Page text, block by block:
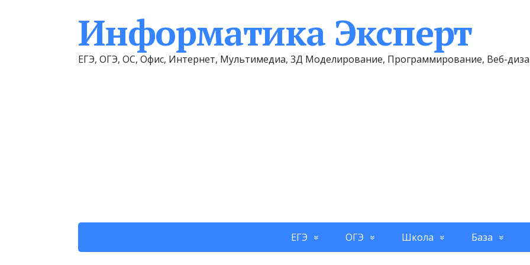
Информатика Эксперт
ЕГЭ, ОГЭ, ОС, Офис, Интернет, Мультимедиа, 3Д Моделирование, Программирование, Веб-
ЕГЭ ОГЭ Школа База